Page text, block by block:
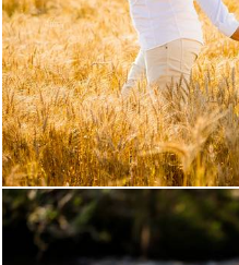
1774